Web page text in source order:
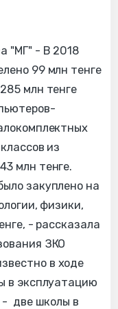
"МГ" - В 2018
99 млн тенге
млн тенге
из
млн тенге.
закуплено на
физики,
- рассказала
ЗКО
в ходе
в эксплуатацию
- две школы в